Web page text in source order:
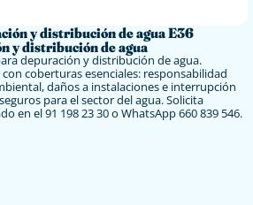
y distribución de agua E36
y distribución de agua
depuración y distribución de agua.
coberturas esenciales: responsabilidad
daños a instalaciones e interrupción
para el sector del agua. Solicita
en el 91 198 23 30 o WhatsApp 660 839 546.